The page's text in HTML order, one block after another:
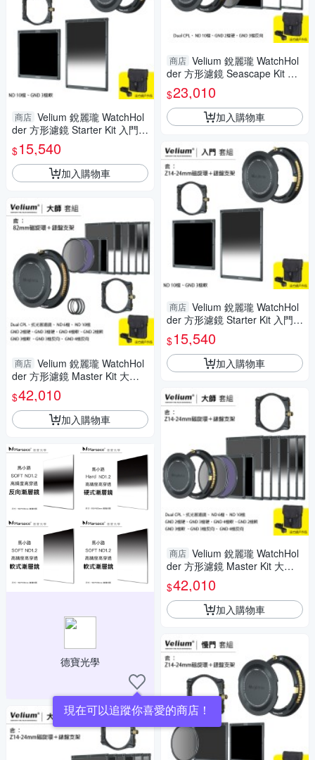
商店 Velium 銳麗瓏 WatchHol
der 方形濾鏡 Starter Kit 入門套
組 含Z14-24mm磁旋環+錶盤支
架
$15,540
加入購物車
商店 Velium 銳麗瓏 WatchHol
der 方形濾鏡 Master Kit 大師
套組 含82mm磁旋環+錶盤支架
$42,010
加入購物車
德寶光學
現在可以追蹤你喜愛的商店！
商店 Velium 銳麗瓏 WatchHol
der 方形濾鏡 Seascape Kit 海
景套組 含Z14-24mm磁旋環+錶
盤支架
$23,010
加入購物車
商店 Velium 銳麗瓏 WatchHol
der 方形濾鏡 Starter Kit 入門套
組 含Z14-24mm磁旋環+錶盤支
架
$15,540
加入購物車
商店 Velium 銳麗瓏 WatchHol
der 方形濾鏡 Master Kit 大師
套組 含Z14-24mm磁旋環+錶盤
支架
$42,010
加入購物車